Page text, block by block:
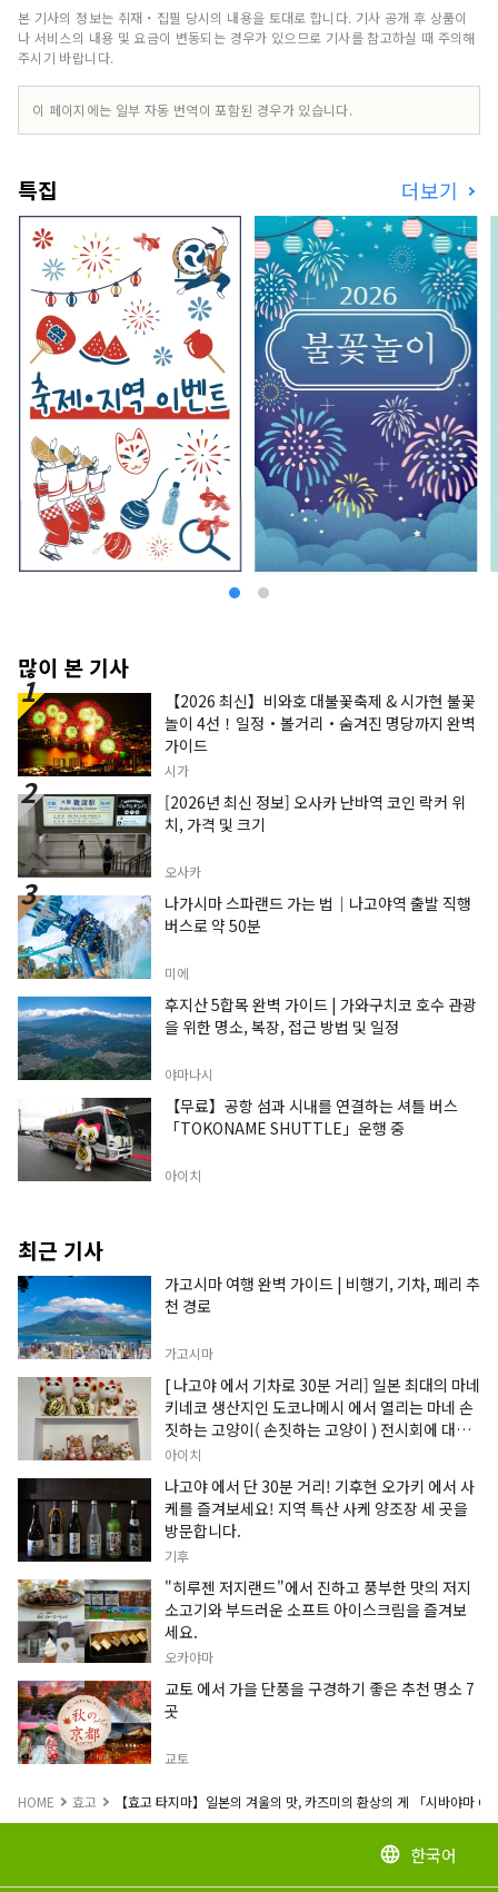
이 많이 있습니다. 세계적으로 유명한 고베 브랜드,
일본을 대표하는 쇠고기로 타지마규의 대명사
문학 작품에도 등장하는 기노사키 온천. 대자연에
싸여 마음도 몸도 릴렉스 할 수 있습니다. 아와지시
인 소리 등, 마음에 남는 소리를 만날 수 있습니다.
현내의 허브원이나 식물원에서는 사계절을 통해서,
허브나 꽃들의 상냥하고 기분 좋은 향기에 치유됩니
다. 자, 「시각・미각・촉각・청각・후각」의 오
감을 자극하는 새로운 여행을, 효고현에서 즐겨 주
세요.
본 기사의 정보는 취재・집필 당시의 내용을 토대로 합니다. 기사 공개 후 상품이
나 서비스의 내용 및 요금이 변동되는 경우가 있으므로 기사를 참고하실 때 주의해
주시기 바랍니다.
이 페이지에는 일부 자동 번역이 포함된 경우가 있습니다.
특집 더보기
많이 본 기사
【2026 최신】비와호 대불꽃축제 & 시가현 불꽃
놀이 4선！일정・볼거리・숨겨진 명당까지 완벽
가이드
시가
[2026년 최신 정보] 오사카 난바역 코인 락커 위
치, 가격 및 크기
오사카
나가시마 스파랜드 가는 법｜나고야역 출발 직행
버스로 약 50분
미에
후지산 5합목 완벽 가이드 | 가와구치코 호수 관광
을 위한 명소, 복장, 접근 방법 및 일정
야마나시
【무료】공항 섬과 시내를 연결하는 셔틀 버스
「TOKONAME SHUTTLE」운행 중
아이치
최근 기사
가고시마 여행 완벽 가이드 | 비행기, 기차, 페리 추
천 경로
가고시마
[ 나고야 에서 기차로 30분 거리] 일본 최대의 마네
키네코 생산지인 도코나메시 에서 열리는 마네 손
짓하는 고양이( 손짓하는 고양이 ) 전시회에 대한
정보입니다.
아이치
나고야 에서 단 30분 거리! 기후현 오가키 에서 사
케를 즐겨보세요! 지역 특산 사케 양조장 세 곳을
방문합니다.
기후
"히루젠 저지랜드"에서 진하고 풍부한 맛의 저지
소고기와 부드러운 소프트 아이스크림을 즐겨보
세요.
오카야마
교토 에서 가을 단풍을 구경하기 좋은 추천 명소 7
곳
교토
HOME 효고 【효고 타지마】일본의 겨울의 맛, 카즈미의 환상의 게 「시바야마
language 한국어